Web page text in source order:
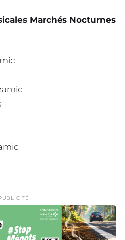
Marchés Nocturnes